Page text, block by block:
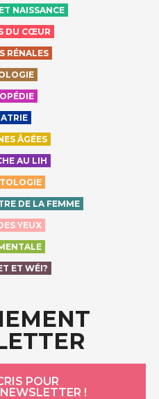
NAISSANCE
DU CŒUR
RÉNALES
ÂGÉES
AU LIH
DE LA FEMME
YEUX
ET WÉI?
POUR
!